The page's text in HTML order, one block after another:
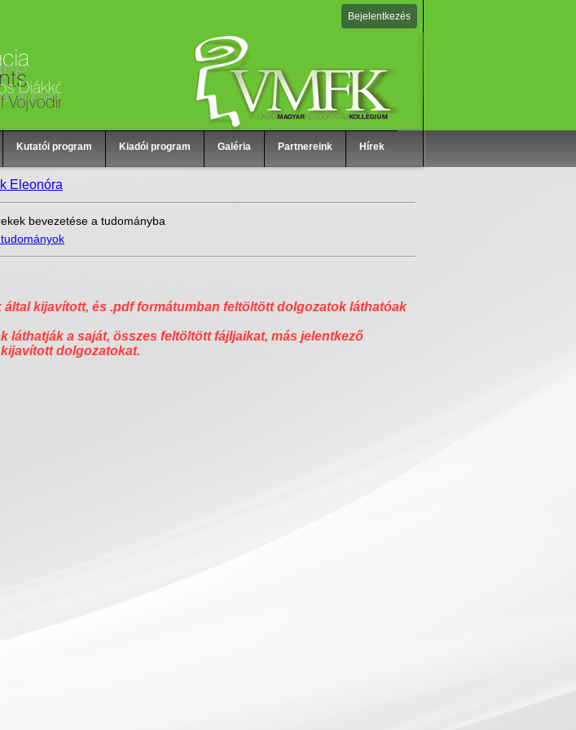
Bejelentkezés
Kutatói program Kiadói program Galéria Partnereink Hírek
Eleonóra
bevezetése a tudományba
által kijavított, és .pdf formátumban feltöltött dolgozatok láthatóak
láthatják a saját, összes feltöltött fájljaikat, más jelentkező
dolgozatokat.